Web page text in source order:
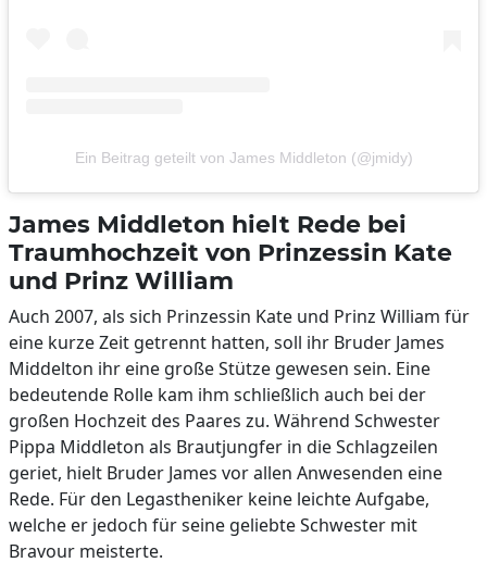
Ein Beitrag geteilt von James Middleton (@jmidy)
James Middleton hielt Rede bei
Traumhochzeit von Prinzessin Kate
und Prinz William
Auch 2007, als sich Prinzessin Kate und Prinz William für
eine kurze Zeit getrennt hatten, soll ihr Bruder James
Middelton ihr eine große Stütze gewesen sein. Eine
bedeutende Rolle kam ihm schließlich auch bei der
großen Hochzeit des Paares zu. Während Schwester
Pippa Middleton als Brautjungfer in die Schlagzeilen
geriet, hielt Bruder James vor allen Anwesenden eine
Rede. Für den Legastheniker keine leichte Aufgabe,
welche er jedoch für seine geliebte Schwester mit
Bravour meisterte.